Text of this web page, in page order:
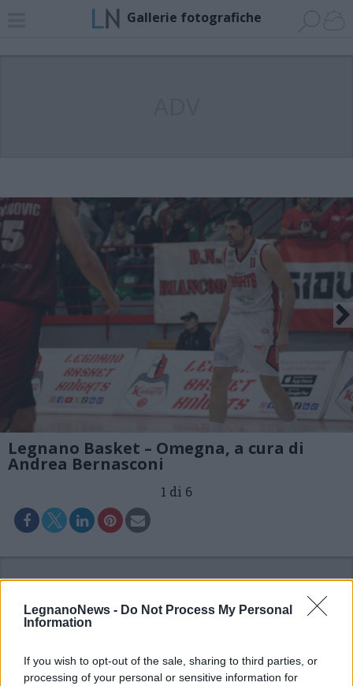
LegnanoNews - Do Not Process My Personal
Information
If you wish to opt-out of the sale, sharing to third parties, or
processing of your personal or sensitive information for
Gallerie fotografiche
Legnano Basket – Omegna, a cura di
Andrea Bernasconi
1 di 6